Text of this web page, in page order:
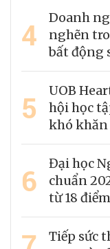
4
Doanh
nghẽn
bất động
5
UOB
hội học
khó khăn
6
Đại học
chuẩn
từ 18 điểm
Tiếp sức